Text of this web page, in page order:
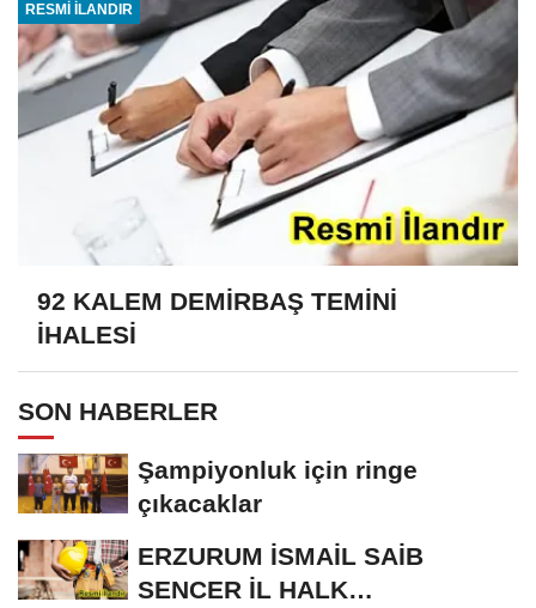
RESMİ İLANDIR
92 KALEM DEMİRBAŞ TEMİNİ
İHALESİ
SON HABERLER
Şampiyonluk için ringe
çıkacaklar
ERZURUM İSMAİL SAİB
SENCER İL HALK